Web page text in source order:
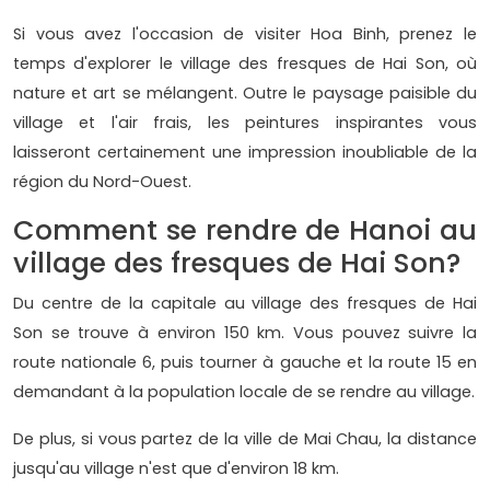
Si vous avez l'occasion de visiter Hoa Binh, prenez le
temps d'explorer le village des fresques de Hai Son, où
nature et art se mélangent. Outre le paysage paisible du
village et l'air frais, les peintures inspirantes vous
laisseront certainement une impression inoubliable de la
région du Nord-Ouest.
Comment se rendre de Hanoi au
village des fresques de Hai Son?
Du centre de la capitale au village des fresques de Hai
Son se trouve à environ 150 km. Vous pouvez suivre la
route nationale 6, puis tourner à gauche et la route 15 en
demandant à la population locale de se rendre au village.
De plus, si vous partez de la ville de Mai Chau, la distance
jusqu'au village n'est que d'environ 18 km.